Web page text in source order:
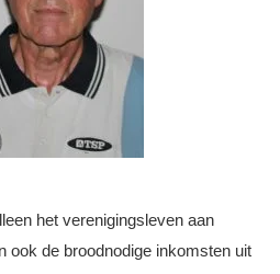
het verenigingsleven aan
ook de broodnodige inkomsten uit